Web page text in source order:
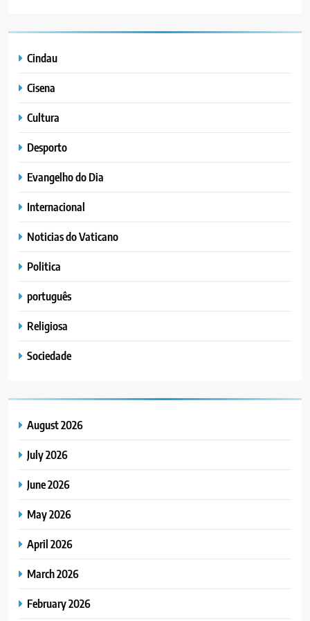
Cindau
Cisena
Cultura
Desporto
Evangelho do Dia
Internacional
Noticias do Vaticano
Politica
português
Religiosa
Sociedade
August 2026
July 2026
June 2026
May 2026
April 2026
March 2026
February 2026